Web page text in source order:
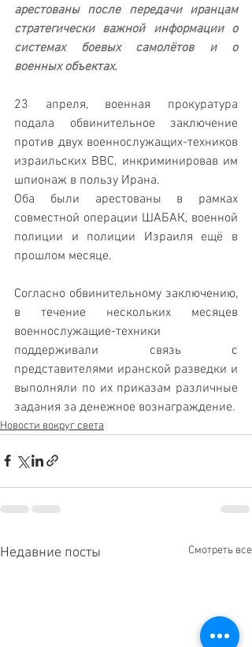
арестованы после передачи иранцам
стратегически важной информации о
системах боевых самолётов и о
военных объектах.
23 апреля, военная прокуратура
подала обвинительное заключение
против двух военнослужащих-техников
израильских ВВС, инкриминировав им
шпионаж в пользу Ирана.
Оба были арестованы в рамках
совместной операции ШАБАК, военной
полиции и полиции Израиля ещё в
прошлом месяце.
Согласно обвинительному заключению,
в течение нескольких месяцев
военнослужащие-техники
поддерживали связь с
представителями иранской разведки и
выполняли по их приказам различные
задания за денежное вознаграждение.
Новости вокруг света
Недавние посты Смотреть все